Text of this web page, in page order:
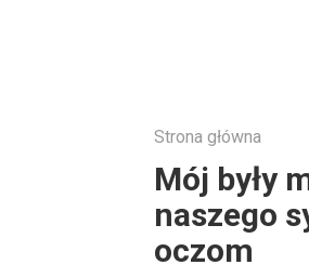
Strona główna
Mój były
naszego
oczom